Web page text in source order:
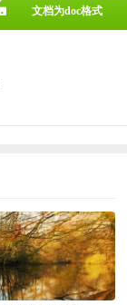
文档为doc格式